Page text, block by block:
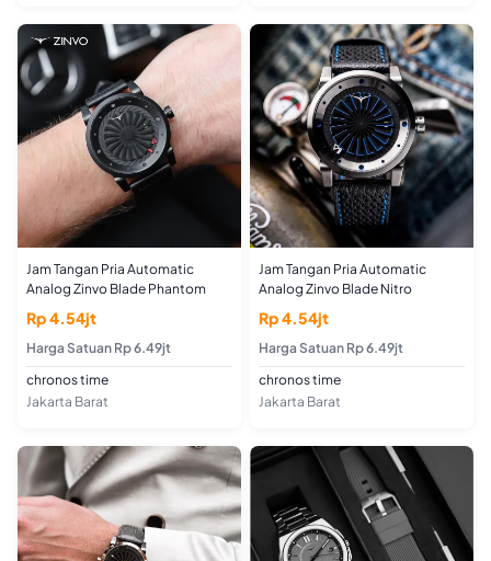
Jam Tangan Pria Automatic
Analog Zinvo Blade Phantom
Rp 4.54jt
Harga Satuan Rp 6.49jt
chronos time
Jakarta Barat
Jam Tangan Pria Automatic
Analog Zinvo Blade Nitro
Rp 4.54jt
Harga Satuan Rp 6.49jt
chronos time
Jakarta Barat